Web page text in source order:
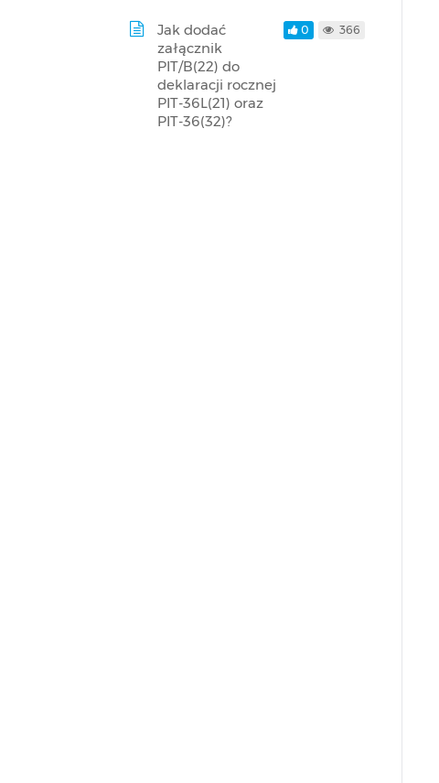
Jak dodać
załącznik
PIT/B(22) do
deklaracji rocznej
PIT-36L(21) oraz
PIT-36(32)?
0 366